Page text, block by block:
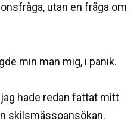
utan en fråga om
min man mig, i panik.
hade redan fattat mitt
skilsmässoansökan.